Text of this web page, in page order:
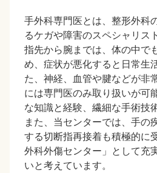
手外科専門医とは、整形外科
るケガや障害のスペシャリス
指先から腕までは、体の中で
め、症状が悪化すると日常生
た、神経、血管や腱などが非
には専門医のみ取り扱いが可
な知識と経験、繊細な手術技
また、当センターでは、手の
する切断指再接着も積極的に
外科外傷センター」として充
いと考えています。